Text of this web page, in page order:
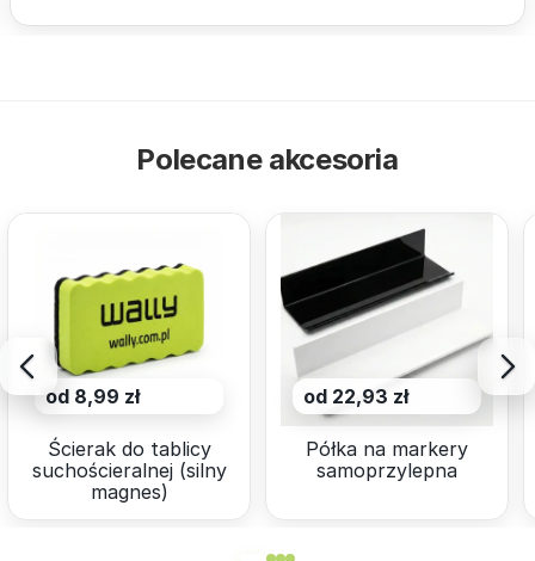
Polecane akcesoria
od 8,99 zł
Ścierak do tablicy
suchościeralnej (silny
magnes)
od 22,93 zł
Półka na markery
samoprzylepna